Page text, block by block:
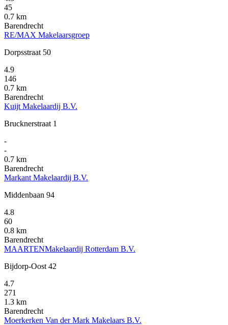
45
0.7 km
Barendrecht
RE/MAX Makelaarsgroep
Dorpsstraat 50
4.9
146
0.7 km
Barendrecht
Kuijt Makelaardij B.V.
Brucknerstraat 1
-
-
0.7 km
Barendrecht
Markant Makelaardij B.V.
Middenbaan 94
4.8
60
0.8 km
Barendrecht
MAARTENMakelaardij Rotterdam B.V.
Bijdorp-Oost 42
4.7
271
1.3 km
Barendrecht
Moerkerken Van der Mark Makelaars B.V.